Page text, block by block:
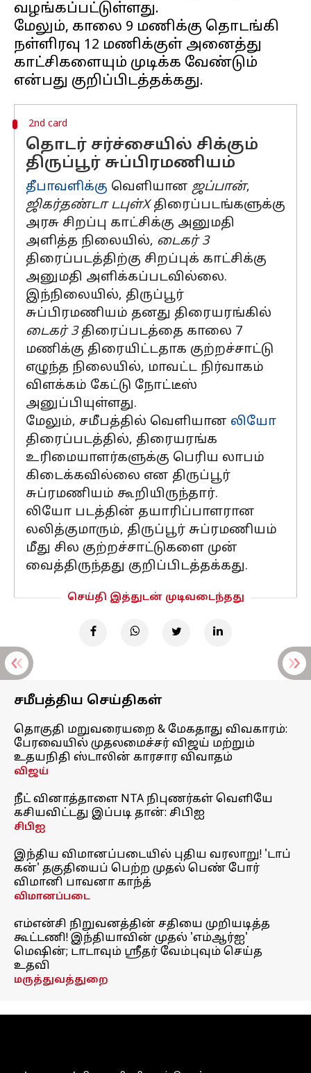
வழங்கப்பட்டுள்ளது.
மேலும், காலை 9 மணிக்கு தொடங்கி
நள்ளிரவு 12 மணிக்குள் அனைத்து
காட்சிகளையும் முடிக்க வேண்டும்
2nd card
தொடர் சர்ச்சையில் சிக்கும்
திருப்பூர் சுப்பிரமணியம்
தீபாவளிக்கு வெளியான ஜப்பான்,
ஜிகர்தண்டா டபுள்Xதிரைப்படங்களுக்கு
அரசு சிறப்பு காட்சிக்கு அனுமதி
அளித்த நிலையில், டைகர் 3
திரைப்படத்திற்கு சிறப்புக் காட்சிக்கு
அனுமதி அளிக்கப்படவில்லை.
இந்நிலையில், திருப்பூர்
சுப்பிரமணியம் தனது திரையரங்கில்
டைகர் 3திரைப்படத்தை காலை 7
மணிக்கு திரையிட்டதாக குற்றச்சாட்டு
எழுந்த நிலையில், மாவட்ட நிர்வாகம்
விளக்கம் கேட்டு நோட்டீஸ்
அனுப்பியுள்ளது.
மேலும், சமீபத்தில் வெளியான லியோ
திரைப்படத்தில், திரையரங்க
உரிமையாளர்களுக்கு பெரிய லாபம்
கிடைக்கவில்லை என திருப்பூர்
சுப்ரமணியம் கூறியிருந்தார்.
லியோ படத்தின் தயாரிப்பாளரான
லலித்குமாரும், திருப்பூர் சுப்ரமணியம்
மீது சில குற்றச்சாட்டுகளை முன்
வைத்திருந்தது குறிப்பிடத்தக்கது.
செய்தி இத்துடன் முடிவடைந்தது
சமீபத்திய செய்திகள்
தொகுதி மறுவரையறை & மேகதாது விவகாரம்:
பேரவையில் முதலமைச்சர் விஜய் மற்றும்
உதயநிதி ஸ்டாலின் காரசார விவாதம்
விஜய்
நீட் வினாத்தாளை NTA நிபுணர்கள் வெளியே
கசியவிட்டது இப்படி தான்: சிபிஐ
சிபிஐ
இந்திய விமானப்படையில் புதிய வரலாறு! 'டாப்
கன்' தகுதியைப் பெற்ற முதல் பெண் போர்
விமானி பாவனா காந்த்
விமானப்படை
எம்என்சி நிறுவனத்தின் சதியை முறியடித்த
கூட்டணி! இந்தியாவின் முதல் 'எம்ஆர்ஐ'
மெஷின்; டாடாவும் ஸ்ரீதர் வேம்புவும் செய்த
உதவி
மருத்துவத்துறை